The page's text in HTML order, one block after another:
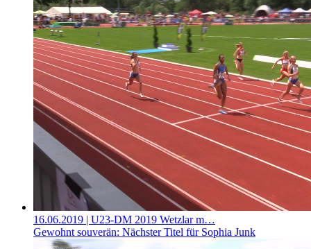
16.06.2019 | U23-DM 2019 Wetzlar m…
Gewohnt souverän: Nächster Titel für Sophia Junk